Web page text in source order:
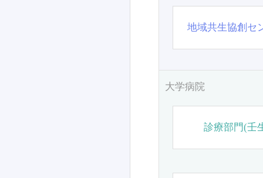
地域共生協創セ
大学病院
診療部門(壬